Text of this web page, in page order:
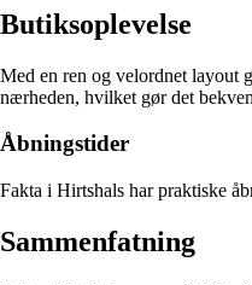
Butiksoplevelse
Med en ren og velordnet layout
nærheden, hvilket gør det
Åbningstider
Fakta i Hirtshals har praktiske
Sammenfatning